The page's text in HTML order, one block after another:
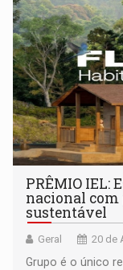
PRÊMIO IEL:
nacional com
sustentável
Geral 20 de
Grupo é o único